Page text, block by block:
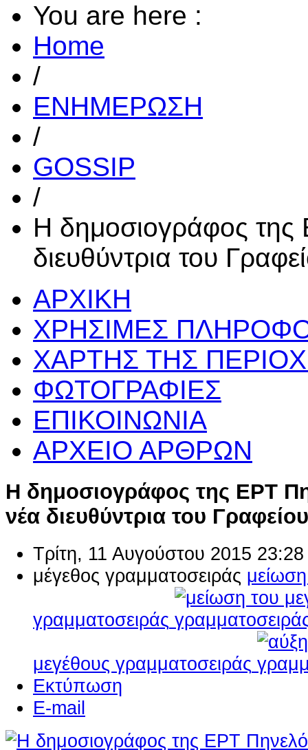
You are here :
Home
/
ΕΝΗΜΕΡΩΣΗ
/
GOSSIP
/
Η δημοσιογράφος
διευθύντρια του
ΑΡΧΙΚΗ
ΧΡΗΣΙΜΕΣ
ΧΑΡΤΗΣ ΤΗΣ
ΦΩΤΟΓΡΑΦΙΕΣ
ΕΠΙΚΟΙΝΩΝΙΑ
ΑΡΧΕΙΟ ΑΡΘΡΩΝ
Η δημοσιογράφος της ΕΡΤ
νέα διευθύντρια του
Τρίτη, 11 Αυγούστου 2015 23:28
μέγεθος γραμματοσειράς
γραμματοσειράς
μεγέθους γραμματοσειράς
Εκτύπωση
E-mail